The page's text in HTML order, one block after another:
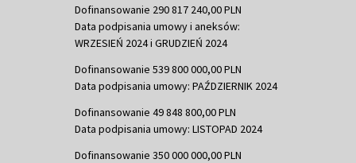
Dofinansowanie 290 817 240,00 PLN
Data podpisania umowy i aneksów:
WRZESIEŃ 2024 i GRUDZIEŃ 2024
Dofinansowanie 539 800 000,00 PLN
Data podpisania umowy: PAŹDZIERNIK 2024
Dofinansowanie 49 848 800,00 PLN
Data podpisania umowy: LISTOPAD 2024
Dofinansowanie 350 000 000,00 PLN